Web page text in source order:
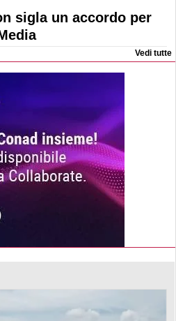
sigla un accordo per
Vedi tutte